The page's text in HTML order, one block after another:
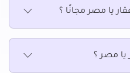
يا مصر مجانًا ؟
يا مصر ؟